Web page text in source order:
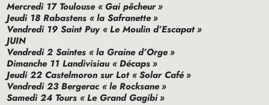
Mercredi 17 Toulouse « Gai pêcheur»
Jeudi 18 Rabastens «la Safranette»
Vendredi 19 Saint Puy «Le Moulin d’Escapat»
JUIN
Vendredi 2 Saintes «la Graine d’Orge»
Dimanche 11 Landivisiau «Décaps»
Jeudi 22 Castelmoron sur Lot «Solar Café»
Vendredi 23 Bergerac «le Rocksane»
Samedi 24 Tours «Le Grand Gagibi»